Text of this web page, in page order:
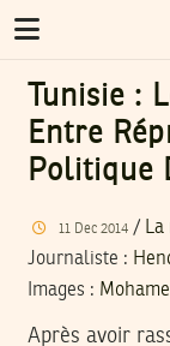
Tunisie :
Entre
Politique
11 Dec 2014/ La
Journaliste :
Images :
Après avoir